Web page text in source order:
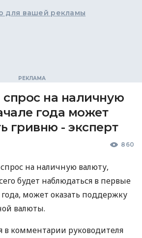
для вашей рекламы
на наличную
года может
гривню - эксперт
860
на наличную валюту,
будет наблюдаться в первые
может оказать поддержку
валюты.
в комментарии руководителя